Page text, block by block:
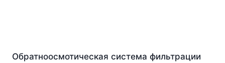
Обратноосмотическая система фильтрации